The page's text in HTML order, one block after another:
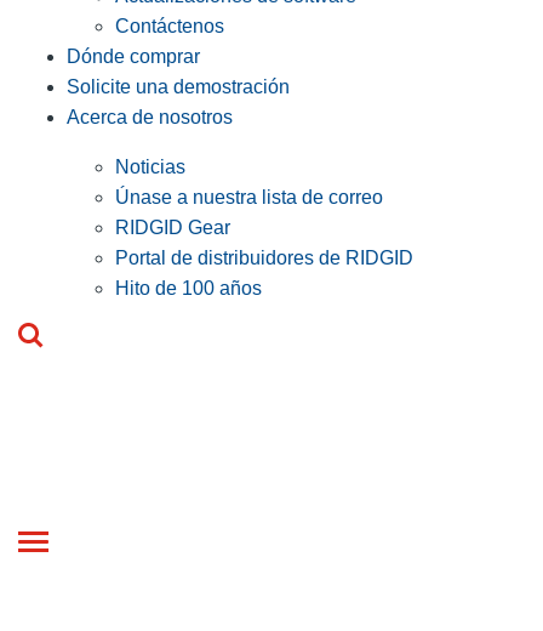
Contáctenos
Dónde comprar
Solicite una demostración
Acerca de nosotros
Noticias
Únase a nuestra lista de correo
RIDGID Gear
Portal de distribuidores de RIDGID
Hito de 100 años
Toggle